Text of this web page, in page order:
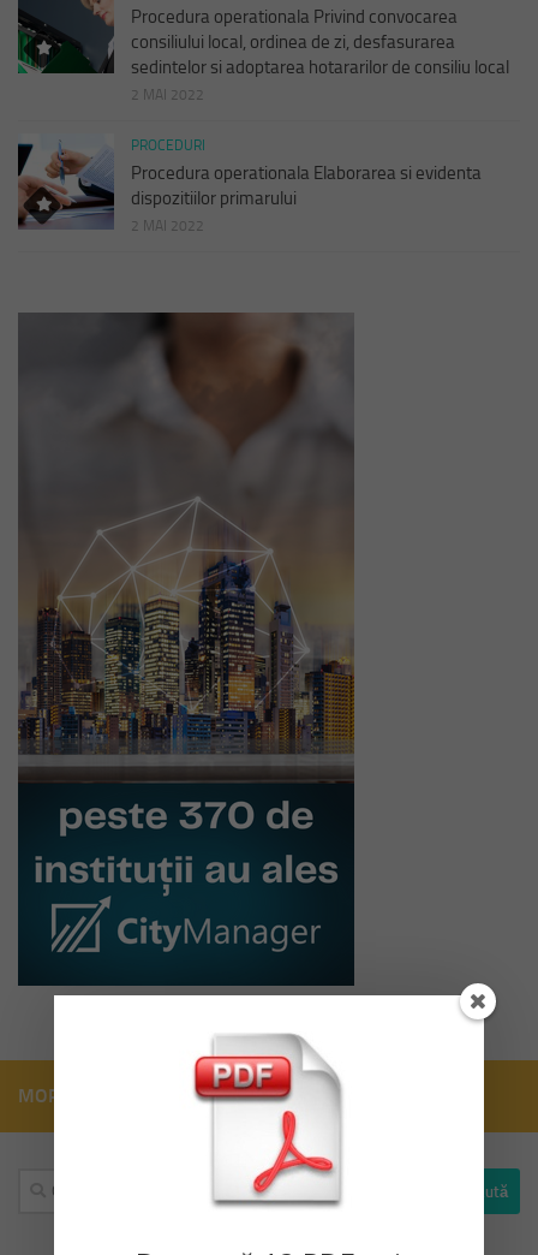
Procedura operationala Privind convocarea
consiliului local, ordinea de zi, desfasurarea
sedintelor si adoptarea hotararilor de consiliu local
2 MAI 2022
PROCEDURI
Procedura operationala Elaborarea si evidenta
dispozitiilor primarului
2 MAI 2022
MORE
Caută